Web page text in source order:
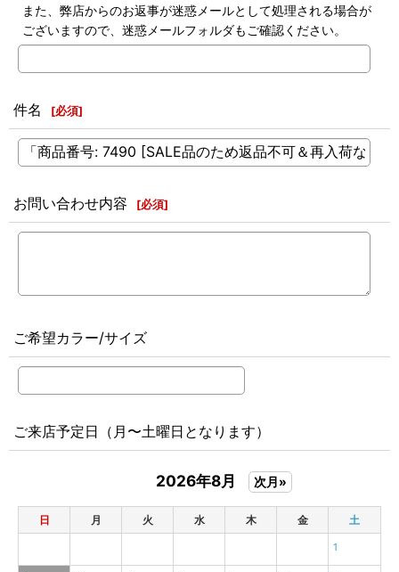
また、弊店からのお返事が迷惑メールとして処理される場合が
ございますので、迷惑メールフォルダもご確認ください。
件名 [必須]
お問い合わせ内容 [必須]
ご希望カラー/サイズ
ご来店予定日（月〜土曜日となります）
2026年8月 次月»
日 月 火 水 木 金 土
1